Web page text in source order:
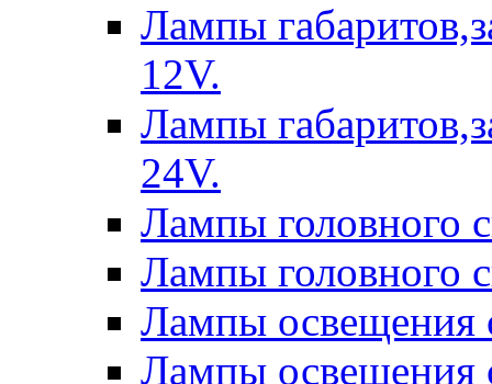
Лампы
12V.
Лампы
24V.
Лампы головного
Лампы головного
Лампы освещения
Лампы освещения